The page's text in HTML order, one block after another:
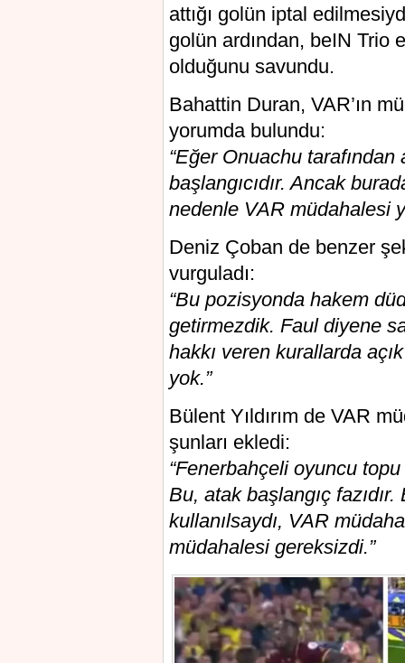
attığı golün iptal
golün ardından, beIN Trio
olduğunu savundu.
Bahattin Duran, VAR’ın
yorumda bulundu:
“Eğer Onuachu tarafından
başlangıcıdır. Ancak
nedenle VAR müdahalesi
Deniz Çoban de benzer
vurguladı:
“Bu pozisyonda hakem
getirmezdik. Faul diyene
hakkı veren kurallarda
yok.”
Bülent Yıldırım de VAR
şunları ekledi:
“Fenerbahçeli oyuncu
Bu, atak başlangıç
kullanılsaydı, VAR
müdahalesi gereksizdi.”